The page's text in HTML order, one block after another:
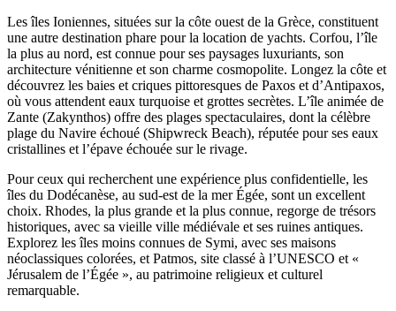
Les îles Ioniennes, situées sur la côte ouest de la Grèce, constituent
une autre destination phare pour la location de yachts. Corfou, l’île
la plus au nord, est connue pour ses paysages luxuriants, son
architecture vénitienne et son charme cosmopolite. Longez la côte et
découvrez les baies et criques pittoresques de Paxos et d’Antipaxos,
où vous attendent eaux turquoise et grottes secrètes. L’île animée de
Zante (Zakynthos) offre des plages spectaculaires, dont la célèbre
plage du Navire échoué (Shipwreck Beach), réputée pour ses eaux
cristallines et l’épave échouée sur le rivage.
Pour ceux qui recherchent une expérience plus confidentielle, les
îles du Dodécanèse, au sud-est de la mer Égée, sont un excellent
choix. Rhodes, la plus grande et la plus connue, regorge de trésors
historiques, avec sa vieille ville médiévale et ses ruines antiques.
Explorez les îles moins connues de Symi, avec ses maisons
néoclassiques colorées, et Patmos, site classé à l’UNESCO et «
Jérusalem de l’Égée », au patrimoine religieux et culturel
remarquable.